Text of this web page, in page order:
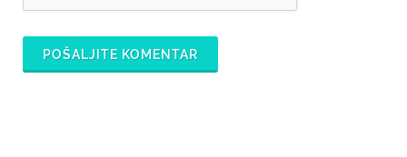
POŠALJITE KOMENTAR